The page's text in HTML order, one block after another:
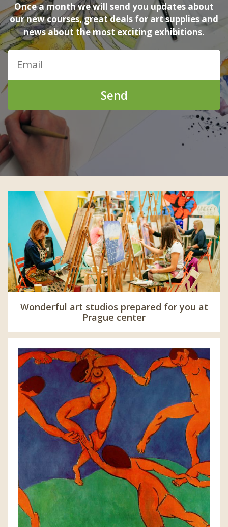
Once a month we will send you updates about
our new courses, great deals for art supplies and
news about the most exciting exhibitions.
Send
Wonderful art studios prepared for you at
Prague center